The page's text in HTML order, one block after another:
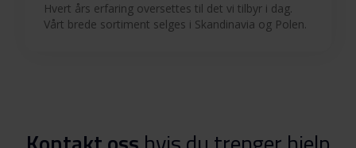
Hvert års erfaring oversettes til det vi tilbyr i dag.
Vårt brede sortiment selges i Skandinavia og Polen.